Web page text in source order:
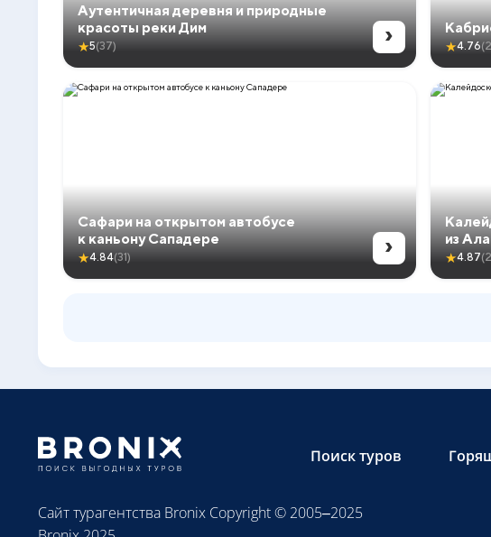
Аутентичная деревня и природные
красоты реки Дим
★5(37) › ★4.76
Сафари на открытом автобусе
к каньону Сападере
★4.84(31) ›
из
★4.87
Поиск туров
Сайт турагентства Bronix Copyright © 2005–2025